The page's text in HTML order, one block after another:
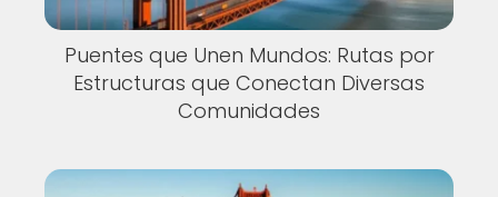
Puentes que Unen Mundos: Rutas por
Estructuras que Conectan Diversas
Comunidades